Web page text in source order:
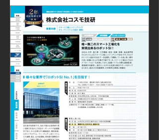
さい。 https://www.cosmo-gi.com/internship #スマ
ートファクトリー #ロボットSier #コスモ技研